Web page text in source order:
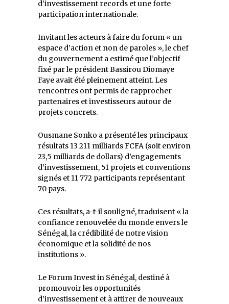
d’investissement records et une forte
participation internationale.
Invitant les acteurs à faire du forum « un
espace d’action et non de paroles », le chef
du gouvernement a estimé que l’objectif
fixé par le président Bassirou Diomaye
Faye avait été pleinement atteint. Les
rencontres ont permis de rapprocher
partenaires et investisseurs autour de
projets concrets.
Ousmane Sonko a présenté les principaux
résultats 13 211 milliards FCFA (soit environ
23,5 milliards de dollars) d’engagements
d’investissement, 51 projets et conventions
signés et 11 772 participants représentant
70 pays.
Ces résultats, a-t-il souligné, traduisent « la
confiance renouvelée du monde envers le
Sénégal, la crédibilité de notre vision
économique et la solidité de nos
institutions ».
Le Forum Invest in Sénégal, destiné à
promouvoir les opportunités
d’investissement et à attirer de nouveaux